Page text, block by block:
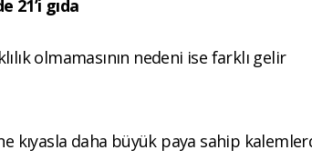
21’i gıda
olmamasının nedeni ise farklı gelir
daha büyük paya sahip